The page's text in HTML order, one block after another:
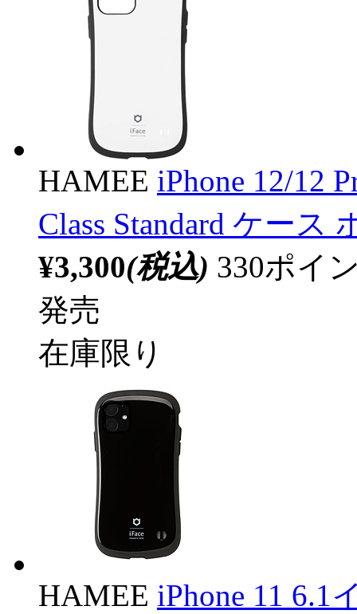
HAMEE iPhone 12/12
Class Standard ケース
¥3,300(税込) 330ポイ
発売
在庫限り
HAMEE iPhone 11 6.1